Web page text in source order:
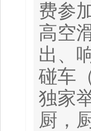
费参
高空
出、
碰车
独家
厨，